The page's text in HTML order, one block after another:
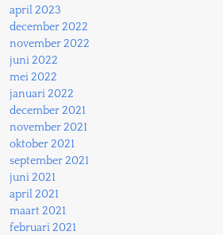
april 2023
december 2022
november 2022
juni 2022
mei 2022
januari 2022
december 2021
november 2021
oktober 2021
september 2021
juni 2021
april 2021
maart 2021
februari 2021